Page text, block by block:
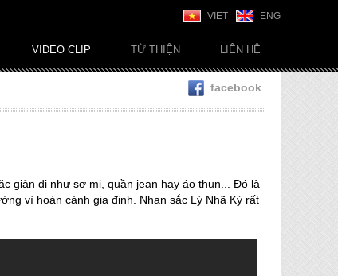
VIET ENG
VIDEO CLIP TỪ THIỆN LIÊN HỆ
facebook
giản dị như sơ mi, quần jean hay áo thun... Đó là
vì hoàn cảnh gia đinh. Nhan sắc Lý Nhã Kỳ rất